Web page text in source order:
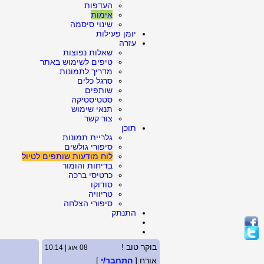
העדפות
אימות
שינוי סיסמה
יומן פעילות
עזרה
שאלות נפוצות
טיפים לשימוש באתר
מדריך לתמונות
סרגל כלים
שותפים
סטטיסטיקה
תנאי שימוש
צור קשר
תוכן
גלריית תמונות
סיפורי גולשים
לוח מודעות שותפים לטיול
בדיחות והומור
כרטיסי ברכה
סודוקו
טריוויה
סיפורי הצלחה
התנתק
בוקר טוב ! 08 אוג | 10:14
אורח [ התחבר/י ]